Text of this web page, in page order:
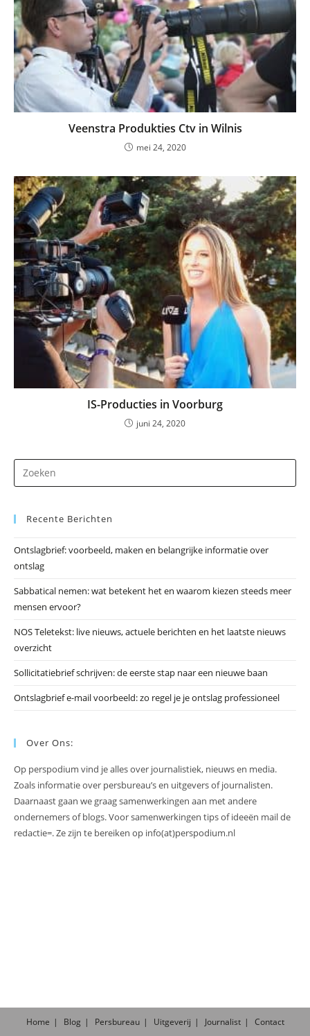
Veenstra Produkties Ctv in Wilnis
mei 24, 2020
IS-Producties in Voorburg
juni 24, 2020
op
Recente Berichten
Ontslagbrief: voorbeeld, maken en belangrijke informatie over
ontslag
Sabbatical nemen: wat betekent het en waarom kiezen steeds meer
mensen ervoor?
NOS Teletekst: live nieuws, actuele berichten en het laatste nieuws
overzicht
Sollicitatiebrief schrijven: de eerste stap naar een nieuwe baan
Ontslagbrief e-mail voorbeeld: zo regel je je ontslag professioneel
Over Ons:
Op perspodium vind je alles over journalistiek, nieuws en media.
Zoals informatie over persbureau’s en uitgevers of journalisten.
Daarnaast gaan we graag samenwerkingen aan met andere
ondernemers of blogs. Voor samenwerkingen tips of ideeën mail de
redactie=. Ze zijn te bereiken op info(at)perspodium.nl
Home Blog Persbureau Uitgeverij Journalist Contact